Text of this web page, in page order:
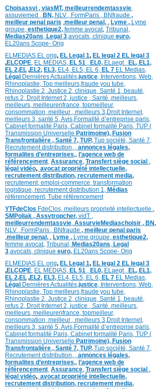
Choisassvi , viasMT, meilleurrendemtassvie
assuviemed , BN, NLV , FormParis , BNfraude ,
meilleur penal paris meilleur penal, Lyme , Lyme
groupe, esthetique2, femme avocat, Tribunal,
Medias20ans Legal 3 avocats, clinique euro,
EL20ans Scope- Orig
ELMEDIAS, EL orig, EL Legal 1, EL legal 2 EL legal 3
,ELCOPE EL MEDIAS, EL 51 EL0, ELaegt , EL, EL1,
EL 2,EL ,EL2, EL3, EL4, EL5, EL 6, EL 7 EL Medias,
Légal DernièresActualités, justice Interventions, Web,
Rhinoplastie Top meilleurs fraude you tube
Rhinoplastie 2 Justice 2 clinique Santé 1
, beauté,
refus 2 Droit Internet 2 justice , Santé , meilleurs
meilleurs meilleurenfrance, topmeilleur,
consommation , meilleur , meilleurs 3, Droit Internet,
meilleurs 3, santé 5, Avis Formalité d’entreprise paris,
Cabinet formalité Paris, Cabinet formalité Paris, TUP (
Transmission Universelle Patrimoine), Fusion
Transfrontalière , Santé 7, TUP, Tup société, Santé 7,
Recrutement distribution,
annonces légales,
formalites d’entreprises, l’agence web de
référencement Assurance Transfert siège social
légal vidéo, avocat propriété intellectuelle,
recrutement distribution, recrutement media,
recrutement, emploi-commerce, transformation
logistique, recrutement distribution 1, Médias
référencement, Tube référencement
YTFdeClos FdeClos, meilleurs proprieté intellectuelle
SMPoliak , Assvtropcher, vidT ,
meilleurrendemtassvie AssurvieMediaschoisir , BN,
NLV , FormParis , BNfraude , meilleur penal paris
meilleur penal, Lyme , Lyme groupe, esthetique2,
femme avocat, Tribunal, Medias20ans Legal
3 avocats, clinique euro, EL20ans Scope- Orig
ELMEDIAS, EL orig, EL Legal 1, EL legal 2 EL legal 3
,ELCOPE EL MEDIAS, EL 51 EL0, ELaegt , EL, EL1,
EL 2,EL ,EL2, EL3, EL4, EL5, EL 6, EL 7 EL Medias,
Légal DernièresActualités, justice Interventions, Web,
Rhinoplastie Top meilleurs fraude you tube
Rhinoplastie 2 Justice 2 clinique Santé 1
, beauté,
refus 2 Droit Internet 2 justice , Santé , meilleurs
meilleurs meilleurenfrance, topmeilleur,
consommation , meilleur , meilleurs 3, Droit Internet,
meilleurs 3, santé 5, Avis Formalité d’entreprise paris,
Cabinet formalité Paris, Cabinet formalité Paris, TUP (
Transmission Universelle Patrimoine), Fusion
Transfrontalière , Santé 7, TUP, Tup société, Santé 7,
Recrutement distribution,
annonces légales,
formalites d’entreprises, l’agence web de
référencement Assurance Transfert siège social
légal vidéo, avocat propriété intellectuelle,
recrutement distribution, recrutement media,